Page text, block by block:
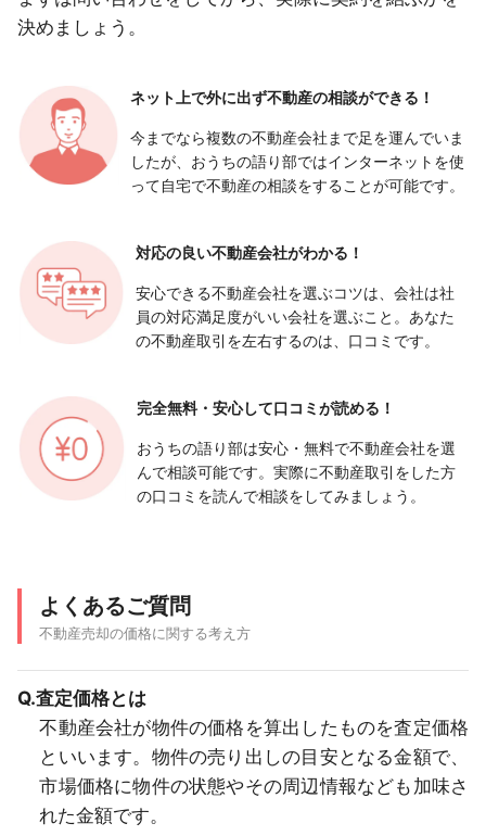
決めましょう。
ネット上で外に出ず不動産の相談ができる！
今までなら複数の不動産会社まで足を運んでいま
したが、おうちの語り部ではインターネットを使
って自宅で不動産の相談をすることが可能です。
対応の良い不動産会社がわかる！
安心できる不動産会社を選ぶコツは、会社は社
員の対応満足度がいい会社を選ぶこと。あなた
の不動産取引を左右するのは、口コミです。
完全無料・安心して口コミが読める！
おうちの語り部は安心・無料で不動産会社を選
んで相談可能です。実際に不動産取引をした方
の口コミを読んで相談をしてみましょう。
よくあるご質問
不動産売却の価格に関する考え方
Q.査定価格とは
不動産会社が物件の価格を算出したものを査定価格
といいます。物件の売り出しの目安となる金額で、
市場価格に物件の状態やその周辺情報なども加味さ
れた金額です。